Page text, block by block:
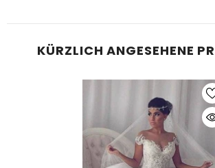
KÜRZLICH ANGESEHENE